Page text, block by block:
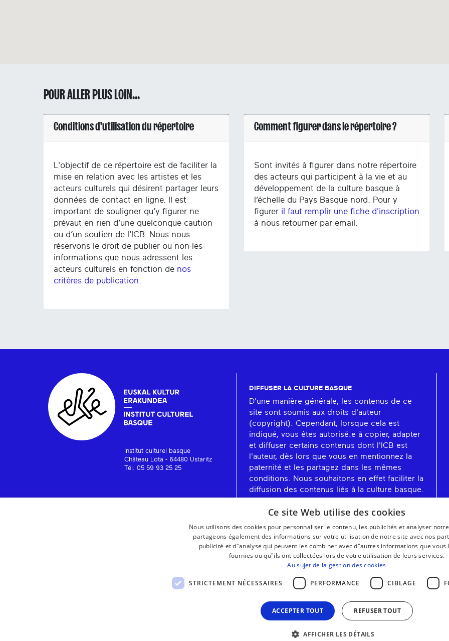
POUR ALLER PLUS LOIN...
Conditions d'utilisation du répertoire
L'objectif de ce répertoire est de faciliter la
mise en relation avec les artistes et les
acteurs culturels qui désirent partager leurs
données de contact en ligne. Il est
important de souligner qu’y figurer ne
prévaut en rien d’une quelconque caution
ou d’un soutien de l’ICB. Nous nous
réservons le droit de publier ou non les
informations que nous adressent les
acteurs culturels en fonction de nos
critères de publication
Comment figurer dans le répertoire ?
Sont invités à figurer dans notre répertoire
des acteurs qui participent à la vie et au
développement de la culture basque à
l’échelle du Pays Basque nord. Pour y
figurer il faut remplir une fiche d'inscription
à nous retourner par email.
Institut culturel basque
Château Lota - 64480 Ustaritz
Tél. 05 59 93 25 25
DIFFUSER LA CULTURE BASQUE
D'une manière générale, les contenus de ce
site sont soumis aux droits d'auteur
(copyright). Cependant, lorsque cela est
indiqué, vous êtes autorisé.e à copier, adapter
et diffuser certains contenus dont l'ICB est
l'auteur, dès lors que vous en mentionnez la
paternité et les partagez dans les mêmes
conditions. Nous souhaitons en effet faciliter la
diffusion des contenus liés à la culture basque.
MENTIONS LÉGALES
Ce site Web utilise des cookies
Nous utilisons des cookies pour personnaliser le contenu, les publicités et analyser
partageons également des informations sur votre utilisation de notre site avec nos
publicité et d"analyse qui peuvent les combiner avec d"autres informations que vous
fournies ou qu"ils ont collectées lors de votre utilisation de leurs services.
Au sujet de la gestion des cookies
STRICTEMENT NÉCESSAIRES PERFORMANCE CIBLAGE
ACCEPTER TOUT REFUSER TOUT
AFFICHER LES DÉTAILS